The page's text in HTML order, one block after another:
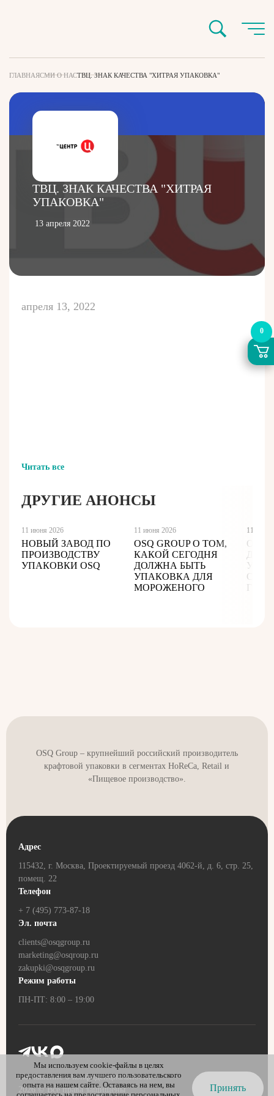
ГЛАВНАЯСМИ О НАСТВЦ. ЗНАК КАЧЕСТВА "ХИТРАЯ УПАКОВКА"
ТВЦ. ЗНАК КАЧЕСТВА "ХИТРАЯ
УПАКОВКА"
13 апреля 2022
ДРУГИЕ АНОНСЫ
11 июня 2026
НОВЫЙ ЗАВОД ПО
ПРОИЗВОДСТВУ
УПАКОВКИ OSQ
11 июня 2026
OSQ GROUP О ТОМ,
КАКОЙ СЕГОДНЯ
ДОЛЖНА БЫТЬ
УПАКОВКА ДЛЯ
МОРОЖЕНОГО
11 июня
OSQ
апреля 13, 2022
Читать все
OSQ Group – крупнейший российский производитель
крафтовой упаковки в сегментах HoReCa, Retail и
«Пищевое производство».
Адрес
115432, г. Москва, Проектируемый проезд 4062-й, д. 6, стр. 25,
помещ. 22
Телефон
+ 7 (495) 773-87-18
Эл. почта
clients@osqgroup.ru
marketing@osqroup.ru
zakupki@osqgroup.ru
Режим работы
ПН-ПТ: 8:00 – 19:00
Соглашение о конфиденциальности
2026© Все права защищены
0
Мы используем cookie-файлы в целях
предоставления вам лучшего пользовательского
опыта на нашем сайте. Оставаясь на нем, вы
Принять